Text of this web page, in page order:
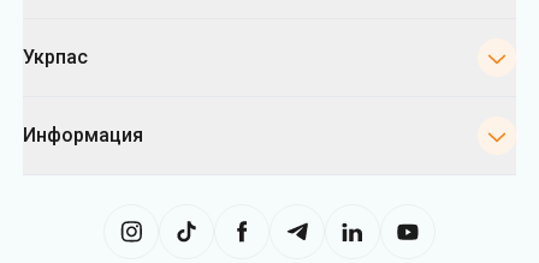
Укрпас
Информация